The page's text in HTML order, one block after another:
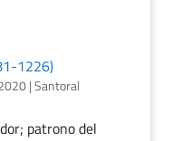
1226)
|Santoral
patrono del